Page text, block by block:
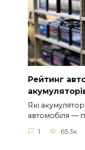
Рейтинг
Які
автомобіля —
1 65.3к.